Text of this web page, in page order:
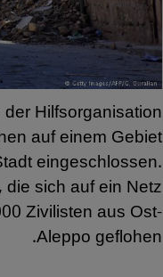
Hilfsorganisation
auf einem Gebiet
eingeschlossen.
sich auf ein Netz
Zivilisten aus Ost-
Aleppo geflohen.